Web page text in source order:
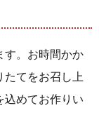
す。お時間かか
たてをお召し上
込めてお作りい